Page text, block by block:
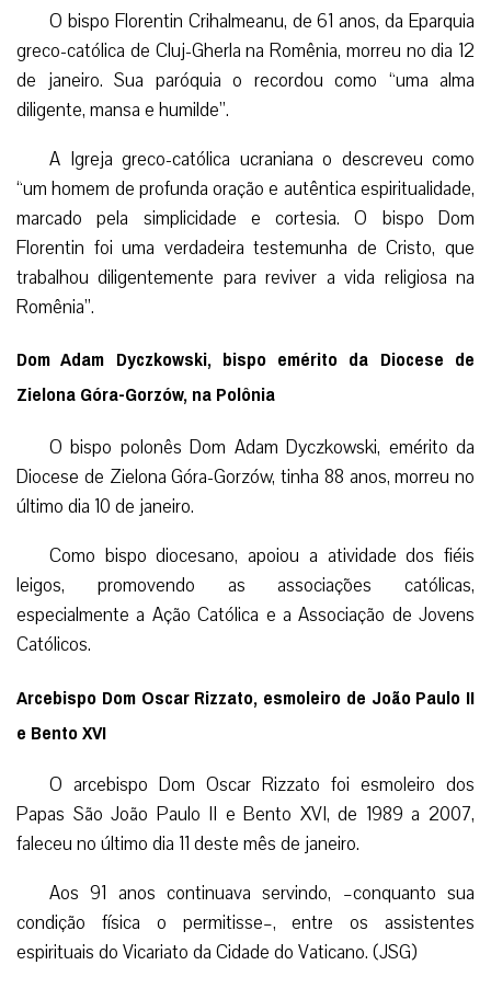
O bispo Florentin Crihalmeanu, de 61 anos, da Eparquia
greco-católica de Cluj-Gherla na Romênia, morreu no dia 12
de janeiro. Sua paróquia o recordou como “uma alma
diligente, mansa e humilde”.
A Igreja greco-católica ucraniana o descreveu como
“um homem de profunda oração e autêntica espiritualidade,
marcado pela simplicidade e cortesia. O bispo Dom
Florentin foi uma verdadeira testemunha de Cristo, que
trabalhou diligentemente para reviver a vida religiosa na
Romênia”.
Dom Adam Dyczkowski, bispo emérito da Diocese de
Zielona Góra-Gorzów, na Polônia
O bispo polonês Dom Adam Dyczkowski, emérito da
Diocese de Zielona Góra-Gorzów, tinha 88 anos, morreu no
último dia 10 de janeiro.
Como bispo diocesano, apoiou a atividade dos fiéis
leigos, promovendo as associações católicas,
especialmente a Ação Católica e a Associação de Jovens
Católicos.
Arcebispo Dom Oscar Rizzato, esmoleiro de João Paulo II
e Bento XVI
O arcebispo Dom Oscar Rizzato foi esmoleiro dos
Papas São João Paulo II e Bento XVI, de 1989 a 2007,
faleceu no último dia 11 deste mês de janeiro.
Aos 91 anos continuava servindo, –conquanto sua
condição física o permitisse–, entre os assistentes
espirituais do Vicariato da Cidade do Vaticano. (JSG)